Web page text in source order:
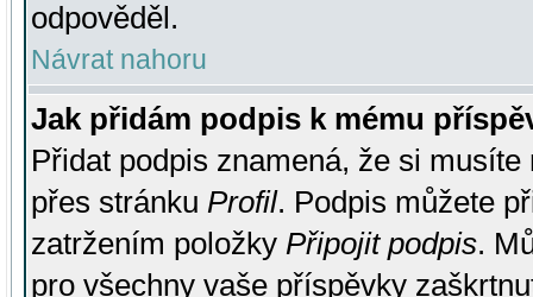
odpověděl.
Návrat nahoru
Jak přidám podpis k mému
Přidat podpis znamená, že si
přes stránku Profil. Podpis můžete
zatržením položky Připojit podpis.
pro všechny vaše příspěvky